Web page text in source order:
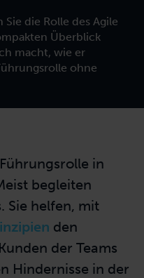
die Rolle des Agile
Überblick
macht, wie er
ohne
in
begleiten
Sie helfen, mit
den
der Teams
Hindernisse in der